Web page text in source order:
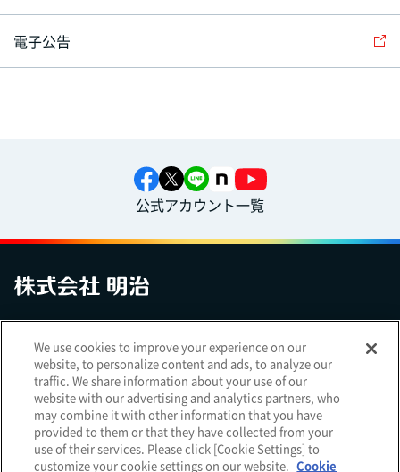
電子公告
公式アカウント一覧
アクセシビリティへの対応方針ご利用規約明治グループのDX
Cookie Settings
明治ホールディングス株式会社 （ EN ｜簡体 ）
We use cookies to improve your experience on our
website, to personalize content and ads, to analyze our
traffic. We share information about your use of our
website with our advertising and analytics partners, who
may combine it with other information that you have
provided to them or that they have collected from your
use of their services. Please click [Cookie Settings] to
customize your cookie settings on our website. Cookie